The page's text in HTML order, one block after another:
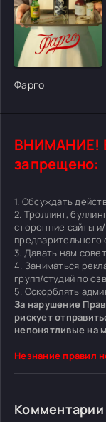
[/
Фарго
ВНИМАНИЕ!
запрещено:
1. Обсуждать
2. Троллинг,
сторонние сайты
предварительного
3. Давать нам
4. Заниматься
групп/студий по
5. Оскорблять
За нарушение
рискует
непонятливые на
Незнание правил
Комментарии